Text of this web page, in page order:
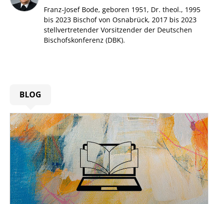
Franz-Josef Bode, geboren 1951, Dr. theol., 1995
bis 2023 Bischof von Osnabrück, 2017 bis 2023
stellvertretender Vorsitzender der Deutschen
Bischofskonferenz (DBK).
BLOG